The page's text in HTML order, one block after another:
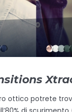
ottico potrete